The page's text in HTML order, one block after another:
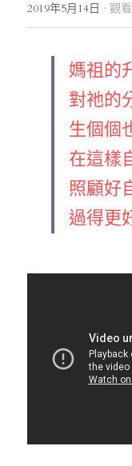
2019年5月14日 · 觀
媽祖的
對祂的
生個個
在這樣
照顧好
過得更